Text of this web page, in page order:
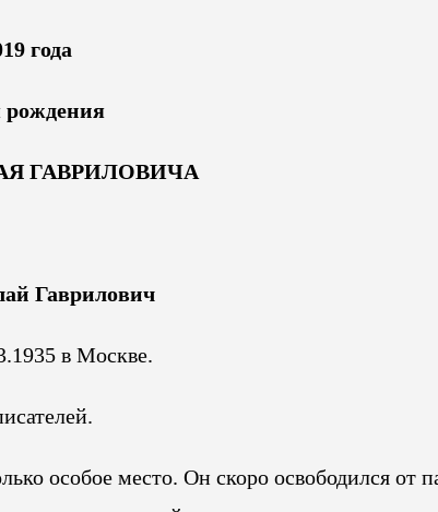
года
рождения
ГАВРИЛОВИЧА
Гаврилович
в Москве.
особое место. Он скоро освободился от